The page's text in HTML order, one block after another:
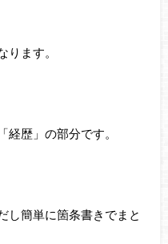
ります。
歴」の部分です。
し簡単に箇条書きでまと